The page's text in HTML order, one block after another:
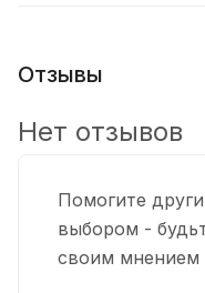
Отзывы
Помогите
выбором -
своим мнением
Нет отзывов